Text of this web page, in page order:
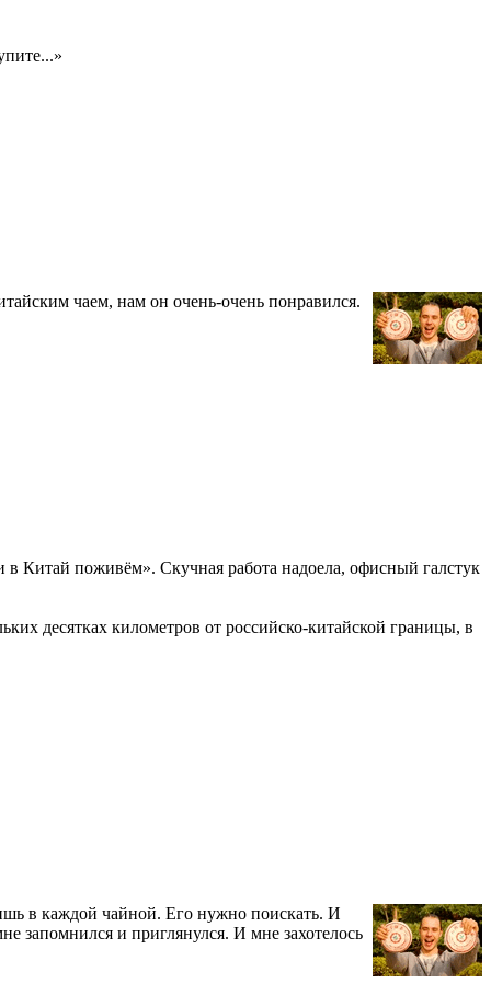
чаем, нам он очень-очень понравился.
в Китай поживём». Скучная работа надоела, офисный галстук
десятках километров от российско-китайской границы, в
в каждой чайной. Его нужно поискать. И
запомнился и приглянулся. И мне захотелось